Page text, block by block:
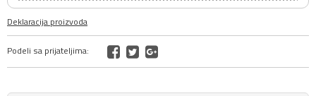
Deklaracija proizvoda
Podeli sa prijateljima: